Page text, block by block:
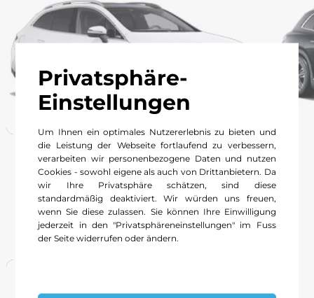
Privatsphäre-
Einstellungen
Um Ihnen ein optimales Nutzererlebnis zu bieten und
die Leistung der Webseite fortlaufend zu verbessern,
verarbeiten wir personenbezogene Daten und nutzen
Cookies - sowohl eigene als auch von Drittanbietern. Da
wir Ihre Privatsphäre schätzen, sind diese
standardmäßig deaktiviert. Wir würden uns freuen,
wenn Sie diese zulassen. Sie können Ihre Einwilligung
jederzeit in den "Privatsphäreneinstellungen" im Fuss
der Seite widerrufen oder ändern.
Coupés